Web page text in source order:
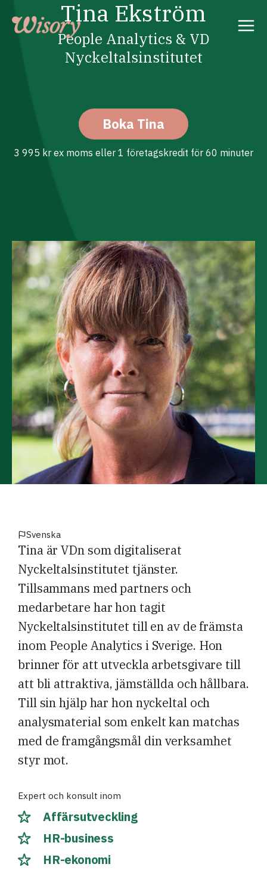
content
Tina Ekström
People Analytics & VD
Nyckeltalsinstitutet
Boka Tina
3 995 kr ex moms eller 1 företagskredit för 60 minuter
Svenska
Tina är VDn som digitaliserat
Nyckeltalsinstitutet tjänster.
Tillsammans med partners och
medarbetare har hon tagit
Nyckeltalsinstitutet till en av de främsta
inom People Analytics i Sverige. Hon
brinner för att utveckla arbetsgivare till
att bli attraktiva, jämställda och hållbara.
Till sin hjälp har hon nyckeltal och
analysmaterial som enkelt kan matchas
med de framgångsmål din verksamhet
styr mot.
Expert och konsult inom
Affärsutveckling
HR-business
HR-ekonomi